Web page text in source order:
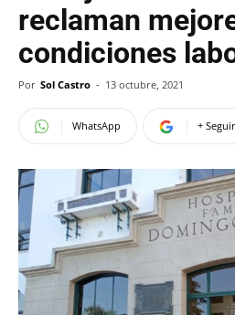
reclaman
condiciones
Por Sol Castro - 13 octubre, 2021
WhatsApp +